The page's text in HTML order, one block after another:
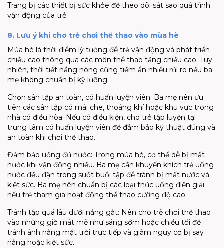
Trang bị các thiết bị sức khỏe để theo dõi sát sao quá trình
vận động của trẻ
8. Lưu ý khi cho trẻ chơi thể thao vào mùa hè
Mùa hè là thời điểm lý tưởng để trẻ vận động và phát triển
chiều cao thông qua các môn thể thao tăng chiều cao. Tuy
nhiên, thời tiết nắng nóng cũng tiềm ẩn nhiều rủi ro nếu ba
mẹ không chuẩn bị kỹ lưỡng.
Chọn sân tập an toàn, có huấn luyện viên: Ba mẹ nên ưu
tiên các sân tập có mái che, thoáng khí hoặc khu vực trong
nhà có điều hòa. Nếu có điều kiện, cho trẻ tập luyện tại
trung tâm có huấn luyện viên để đảm bảo kỹ thuật đúng và
an toàn khi chơi thể thao.
Đảm bảo uống đủ nước: Trong mùa hè, cơ thể dễ bị mất
nước khi vận động nhiều. Ba mẹ cần khuyến khích trẻ uống
nước đều đặn trong suốt buổi tập để tránh bị mất nước và
kiệt sức. Ba mẹ nên chuẩn bị các loại thức uống điện giải
nếu trẻ tham gia hoạt động thể thao cường độ cao.
Tránh tập quá lâu dưới nắng gắt: Nên cho trẻ chơi thể thao
vào những giờ mát mẻ như sáng sớm hoặc chiều tối để
tránh ánh nắng mặt trời trực tiếp và giảm nguy cơ bị say
nắng hoặc kiệt sức.